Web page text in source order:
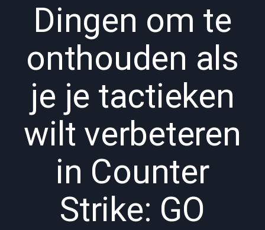
Dingen om te
onthouden als
je je tactieken
wilt verbeteren
in Counter
Strike: GO